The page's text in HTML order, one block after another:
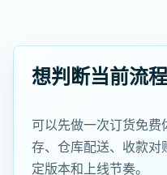
想判断当前流
可以先做一次订货免
存、仓库配送、收款
定版本和上线节奏。